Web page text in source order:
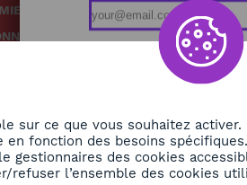
Podcasts
Replays
Grille des
sur ce que vous souhaitez activer.
fonction des besoins
gestionnaires des cookies
refuser l’ensemble des cookies